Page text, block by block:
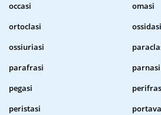
occasi
omasi
ortoclasi
ossidasi
ossiuriasi
parafrasi
parnasi
pegasi
peristasi